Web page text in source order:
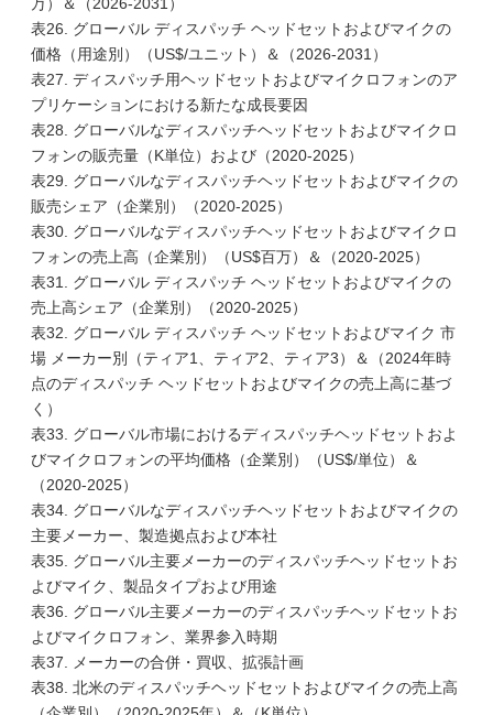
表26. グローバル ディスパッチ ヘッドセットおよびマイクの
価格（用途別）（US$/ユニット）＆（2026-2031）
表27. ディスパッチ用ヘッドセットおよびマイクロフォンのア
プリケーションにおける新たな成長要因
表28. グローバルなディスパッチヘッドセットおよびマイクロ
フォンの販売量（K単位）および（2020-2025）
表29. グローバルなディスパッチヘッドセットおよびマイクの
販売シェア（企業別）（2020-2025）
表30. グローバルなディスパッチヘッドセットおよびマイクロ
フォンの売上高（企業別）（US$百万）＆（2020-2025）
表31. グローバル ディスパッチ ヘッドセットおよびマイクの
売上高シェア（企業別）（2020-2025）
表32. グローバル ディスパッチ ヘッドセットおよびマイク 市
場 メーカー別（ティア1、ティア2、ティア3）＆（2024年時
点のディスパッチ ヘッドセットおよびマイクの売上高に基づ
く）
表33. グローバル市場におけるディスパッチヘッドセットおよ
びマイクロフォンの平均価格（企業別）（US$/単位）＆
（2020-2025）
表34. グローバルなディスパッチヘッドセットおよびマイクの
主要メーカー、製造拠点および本社
表35. グローバル主要メーカーのディスパッチヘッドセットお
よびマイク、製品タイプおよび用途
表36. グローバル主要メーカーのディスパッチヘッドセットお
よびマイクロフォン、業界参入時期
表37. メーカーの合併・買収、拡張計画
表38. 北米のディスパッチヘッドセットおよびマイクの売上高